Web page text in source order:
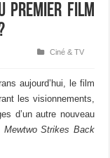
premier film
Ciné & TV
aujourd’hui, le film
les visionnements,
d’un autre nouveau
Strikes Back